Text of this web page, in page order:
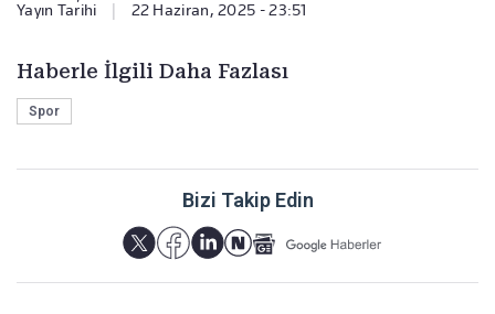
Yayın Tarihi 22 Haziran, 2025 - 23:51
Haberle İlgili Daha Fazlası
Spor
Bizi Takip Edin